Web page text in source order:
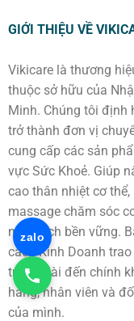
GIỚI THIỆU VỀ
Vikicare là thương
thuộc sở hữu của
Minh. Chúng tôi định
trở thành đơn vị
cung cấp các sản
vực Sức Khoẻ. Giúp
cao thân nhiệt cơ thể,
massage chăm sóc
một cách bền vững.
cách Kinh Doanh
trị lâu dài đến chính
hàng, nhân viên và
của mình.
zalo